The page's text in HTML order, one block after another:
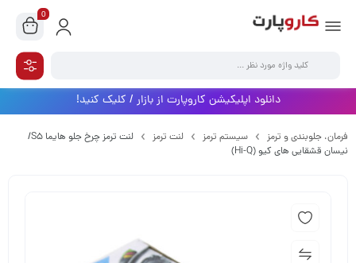
0
دانلود اپلیکیشن کاروپارت از بازار / کلیک کنید!
فرمان،‌ جلوبندی و ترمز سیستم ترمز لنت ترمز
لنت ترمز چرخ جلو هایما S5/
نیسان قشقایی های کیو (Hi-Q)